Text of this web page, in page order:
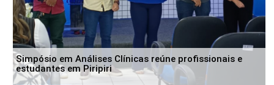
SNCR: o que muda para farmácias e drogarias com o
novo sistema de controle de receitas